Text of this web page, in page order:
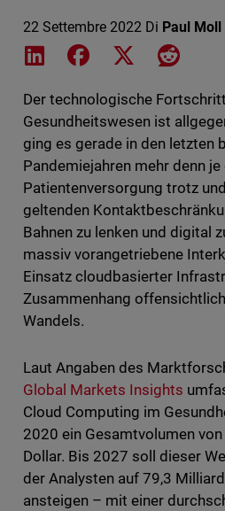
22 Settembre 2022 Di Paul Moll
Share on LinkedIn
Share on Facebook
Share on XShare
Der technologische
Gesundheitswesen ist
ging es gerade in den letzten
Pandemiejahren mehr denn
Patientenversorgung trotz
geltenden
Bahnen zu lenken und digital
massiv vorangetriebene
Einsatz cloudbasierter
Zusammenhang
Wandels.
Laut Angaben des
Global Markets Insights
Cloud Computing im
2020 ein Gesamtvolumen
Dollar. Bis 2027 soll dieser
der Analysten auf 79,3
ansteigen – mit einer